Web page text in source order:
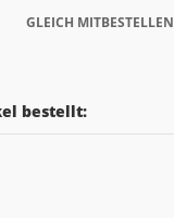
GLEICH MITBESTELLEN
bestellt: